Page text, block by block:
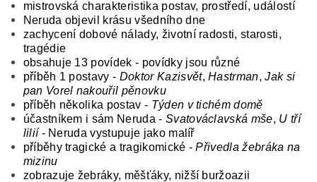
mistrovská charakteristika postav, prostředí, událostí
Neruda objevil krásu všedního dne
zachycení dobové nálady, životní radosti, starosti,
tragédie
obsahuje 13 povídek - povídky jsou různé
příběh 1 postavy - Doktor Kazisvět,Hastrman,Jak si
pan Vorel nakouřil pěnovku
příběh několika postav - Týden v tichém domě
účastníkem i sám Neruda - Svatováclavská mše, U tří
lilií- Neruda vystupuje jako malíř
příběhy tragické a tragikomické -Přivedla žebráka na
mizinu
zobrazuje žebráky, měšťáky, nižší buržoazii